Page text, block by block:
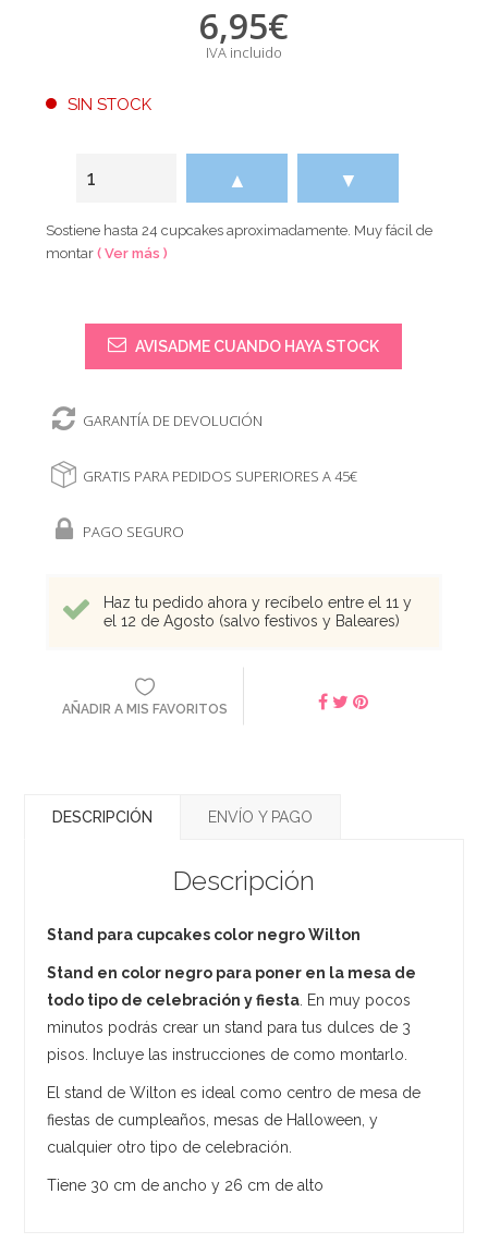
6,95€
IVA incluido
SIN STOCK
▲ ▼
Sostiene hasta 24 cupcakes aproximadamente. Muy fácil de
montar( Ver más )
AVISADME CUANDO HAYA STOCK
GARANTÍA DE DEVOLUCIÓN
GRATIS PARA PEDIDOS SUPERIORES A 45€
PAGO SEGURO
Haz tu pedido ahora y recíbelo entre el 11 y
el 12 de Agosto (salvo festivos y Baleares)
AÑADIR A MIS FAVORITOS
DESCRIPCIÓN ENVÍO Y PAGO
Descripción
Stand para cupcakes color negro Wilton
Stand en color negro para poner en la mesa de
todo tipo de celebración y fiesta . En muy pocos
minutos podrás crear un stand para tus dulces de 3
pisos. Incluye las instrucciones de como montarlo.
El stand de Wilton es ideal como centro de mesa de
fiestas de cumpleaños, mesas de Halloween, y
cualquier otro tipo de celebración.
Tiene 30 cm de ancho y 26 cm de alto